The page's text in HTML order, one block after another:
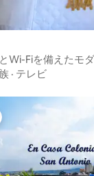
Wi-Fiを備えたモ
· テレビ